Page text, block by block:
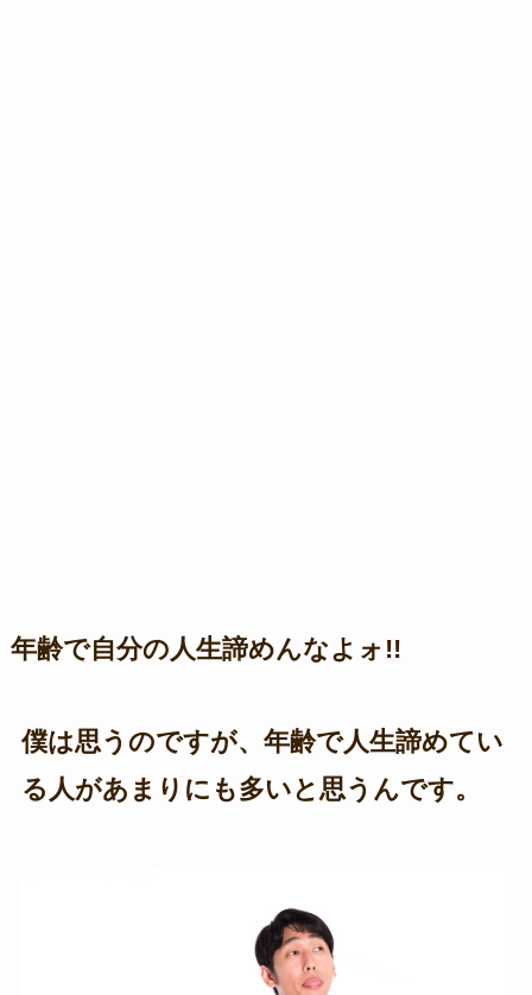
年齢で自分の人生諦めんなよォ!!
僕は思うのですが、年齢で人生諦めてい
る人があまりにも多いと思うんです。